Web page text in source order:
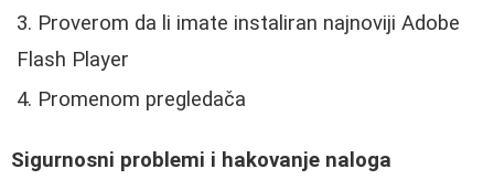
Proverom da li imate instaliran najnoviji Adobe
Flash Player
Promenom pregledača
Sigurnosni problemi i hakovanje naloga